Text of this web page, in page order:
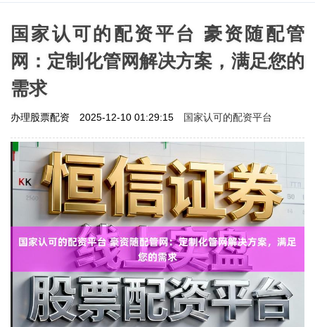
国家认可的配资平台 豪资随配管
网：定制化管网解决方案，满足您的
需求
办理股票配资 2025-12-10 01:29:15 国家认可的配资平台